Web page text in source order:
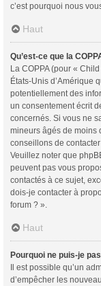
c’est pourquoi nous
Haut
Qu’est-ce que la
La COPPA (pour «
États-Unis d’Amérique
potentiellement des
un consentement écrit
concernés. Si vous ne
mineurs âgés de moins
conseillons de
Veuillez noter que
peuvent pas vous
contactés à ce sujet,
dois-je contacter à
forum ? ».
Haut
Pourquoi ne puis-je
Il est possible qu’un
d’empêcher les